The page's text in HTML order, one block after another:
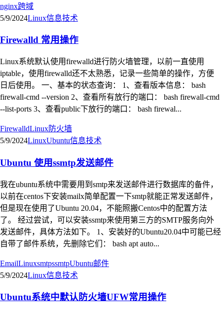
nginx跨域
5/9/2024Linux信息技术
Firewalld 常用操作
Linux系统默认使用firewalld进行防火墙管理，以前一直使用
iptable，使用firewalld还不太熟悉，记录一些简单的操作，方便
日后使用。 一、基本的状态查询： 1、查看版本信息： bash
firewall-cmd --version 2、查看所有放行的端口： bash firewall-cmd
--list-ports 3、查看public下放行的端口： bash firewal...
FirewalldLinux防火墙
5/9/2024LinuxUbuntu信息技术
Ubuntu 使用ssmtp发送邮件
我在ubuntu系统中需要用到smtp来发送邮件进行数据库的备件，
以前在centos下安装mailx简单配置一下smtp就能正常发送邮件，
但是现在使用了Ubuntu 20.04，不能照搬Centos中的配置方法
了。 经过尝试，可以安装ssmtp来使用第三方的SMTP服务向外
发送邮件，具体方法如下。 1、安装好的Ubuntu20.04中可能已经
自带了邮件系统，先删除它们： bash apt auto...
EmailLinuxsmtpssmtpUbuntu邮件
5/9/2024Linux信息技术
Ubuntu系统中默认防火墙UFW常用操作